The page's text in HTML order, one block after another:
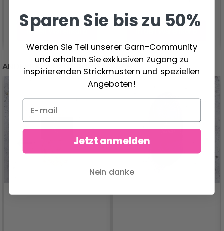
In den Warenkorb
ANDERE KUNDEN KAUFTEN AUCH
Sparen Sie bis zu 50%
Werden Sie Teil unserer Garn-Community
und erhalten Sie exklusiven Zugang zu
inspirierenden Strickmustern und speziellen
Angeboten!
Jetzt anmelden
Nein danke